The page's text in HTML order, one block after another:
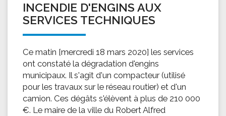
INCENDIE D'ENGINS AUX
SERVICES TECHNIQUES
Ce matin [mercredi 18 mars 2020] les services
ont constaté la dégradation d'engins
municipaux. Il s'agit d'un compacteur (utilisé
pour les travaux sur le réseau routier) et d'un
camion. Ces dégâts s'élèvent à plus de 210 000
€. Le maire de la ville du Robert Alfred